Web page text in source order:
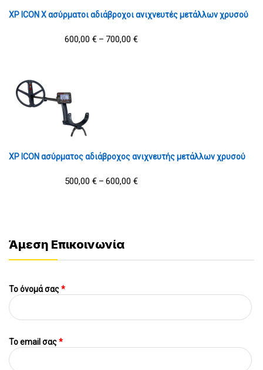
XP ICON X ασύρματοι αδιάβροχοι ανιχνευτές μετάλλων χρυσού
600,00 € – 700,00 €
XP ICON ασύρματος αδιάβροχος ανιχνευτής μετάλλων χρυσού
500,00 € – 600,00 €
Άμεση Επικοινωνία
Το όνομά σας*
To email σας*